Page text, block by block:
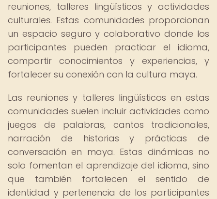
reuniones, talleres lingüísticos y actividades
culturales. Estas comunidades proporcionan
un espacio seguro y colaborativo donde los
participantes pueden practicar el idioma,
compartir conocimientos y experiencias, y
fortalecer su conexión con la cultura maya.
Las reuniones y talleres lingüísticos en estas
comunidades suelen incluir actividades como
juegos de palabras, cantos tradicionales,
narración de historias y prácticas de
conversación en maya. Estas dinámicas no
solo fomentan el aprendizaje del idioma, sino
que también fortalecen el sentido de
identidad y pertenencia de los participantes